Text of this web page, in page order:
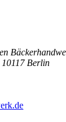
10117 Berlin